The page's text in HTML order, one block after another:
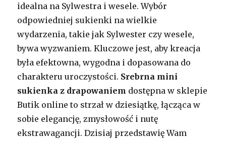
idealna na Sylwestra i wesele. Wybór
odpowiedniej sukienki na wielkie
wydarzenia, takie jak Sylwester czy wesele,
bywa wyzwaniem. Kluczowe jest, aby kreacja
była efektowna, wygodna i dopasowana do
charakteru uroczystości. Srebrna mini
sukienka z drapowaniem dostępna w sklepie
Butik online to strzał w dziesiątkę, łącząca w
sobie elegancję, zmysłowość i nutę
ekstrawagancji. Dzisiaj przedstawię Wam